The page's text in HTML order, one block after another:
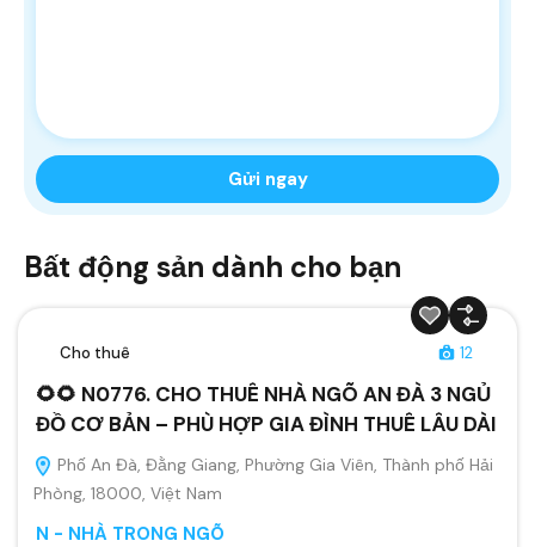
Bất động sản dành cho bạn
Cho thuê 12
🌻🌻 N0776. CHO THUÊ NHÀ NGÕ AN ĐÀ 3 NGỦ
ĐỒ CƠ BẢN – PHÙ HỢP GIA ĐÌNH THUÊ LÂU DÀI
Phố An Đà, Đằng Giang, Phường Gia Viên, Thành phố Hải
Phòng, 18000, Việt Nam
N - NHÀ TRONG NGÕ